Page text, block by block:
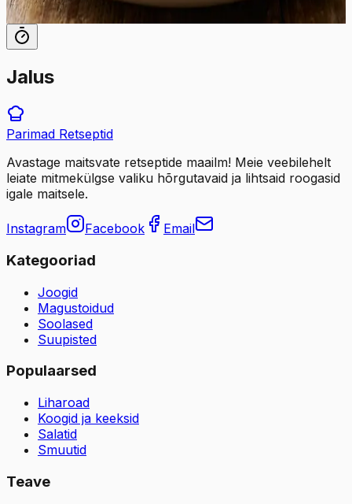
8 tk
Jalus
Parimad Retseptid
Avastage maitsvate retseptide maailm! Meie veebilehelt
leiate mitmekülgse valiku hõrgutavaid ja lihtsaid roogasid
igale maitsele.
Instagram Facebook Email
Kategooriad
Joogid
Magustoidud
Soolased
Suupisted
Populaarsed
Liharoad
Koogid ja keeksid
Salatid
Smuutid
Teave